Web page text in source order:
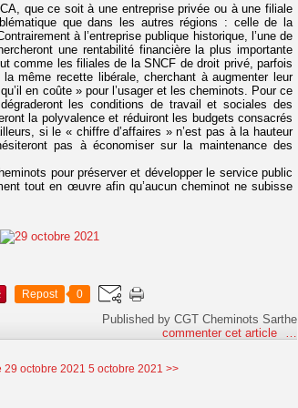
que ce soit à une entreprise privée ou à une filiale
que dans les autres régions : celle de la
à l’entreprise publique historique, l’une de
une rentabilité financière la plus importante
comme les filiales de la SNCF de droit privé, parfois
même recette libérale, cherchant à augmenter leur
en coûte » pour l’usager et les cheminots. Pour ce
les conditions de travail et sociales des
la polyvalence et réduiront les budgets consacrés
si le « chiffre d’affaires » n’est pas à la hauteur
pas à économiser sur la maintenance des
pour préserver et développer le service public
tout en œuvre afin qu’aucun cheminot ne subisse
Repost 0
Published by CGT Cheminots Sarthe
commenter cet article
29 octobre 2021 5 octobre 2021 >>